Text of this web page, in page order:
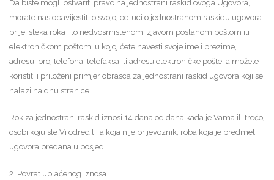
Da biste mogli ostvariti pravo na jednostrani raskid ovoga Ugovora,
morate nas obavijestiti o svojoj odluci o jednostranom raskidu ugovora
prije isteka roka i to nedvosmislenom izjavom poslanom poštom ili
elektroničkom poštom, u kojoj ćete navesti svoje ime i prezime,
adresu, broj telefona, telefaksa ili adresu elektroničke pošte, a možete
koristiti i priloženi primjer obrasca za jednostrani raskid ugovora koji se
nalazi na dnu stranice.
Rok za jednostrani raskid iznosi 14 dana od dana kada je Vama ili trećoj
osobi koju ste Vi odredili, a koja nije prijevoznik, roba koja je predmet
ugovora predana u posjed.
2. Povrat uplaćenog iznosa